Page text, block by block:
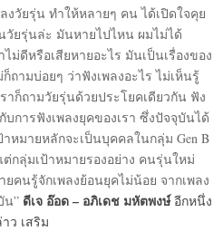
งวัยรุ่น ทำให้หลายๆ คน ได้เปิดใจคุย
วัยรุ่นล่ะ มันหายไปไหน ผมไม่ได้
ม่ดีหรือเสียหายอะไร มันเป็นเรื่องของ
ถามบ่อยๆ ว่าฟังเพลงอะไร ไม่เห็นรู้
าก็ถามวัยรุ่นด้วยประโยคเดียวกัน ฟัง
บการฟังเพลงยุคของเรา ซึ่งปัจจุบันได้
หมายหลักจะเป็นบุคคลในกลุ่ม Gen B
กลุ่มเป้าหมายรองอย่าง คนรุ่นใหม่
คนรู้จักเพลงย้อนยุคไม่น้อย จากเพลง
น”ดีเจ อ๊อด – อภิเดช มหัตพงษ์อีกหนึ่ง
ว เสริม